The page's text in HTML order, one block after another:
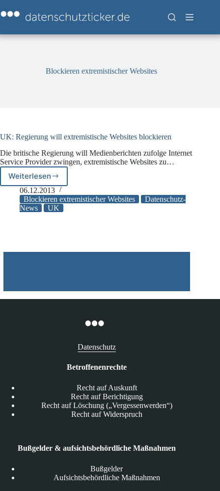
Inhalt
springen
Blockieren extremistischer Websites
UK: Regierung will extremistische Websites blockieren
Die britische Regierung will Medienberichten zufolge Internet
Service Provider zwingen, extremistische Websites zu…
Weiterlesen
UK:
Regierung
will
extremistische
06.12.2013
Blockieren extremistischer Websites
Datenschutz-
News
UK
Datenschutz
Betroffenenrechte
Recht auf Auskunft
Recht auf Berichtigung
Recht auf Löschung („Vergessenwerden“)
Recht auf Widerspruch
Bußgelder & aufsichtsbehördliche Maßnahmen
Bußgelder
Aufsichtsbehördliche Maßnahmen